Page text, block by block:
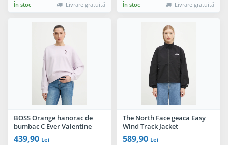
În stoc Livrare gratuită În stoc Livrare gratuită
BOSS Orange hanorac de
bumbac C Ever Valentine
439,90 Lei
The North Face geaca Easy
Wind Track Jacket
589,90 Lei